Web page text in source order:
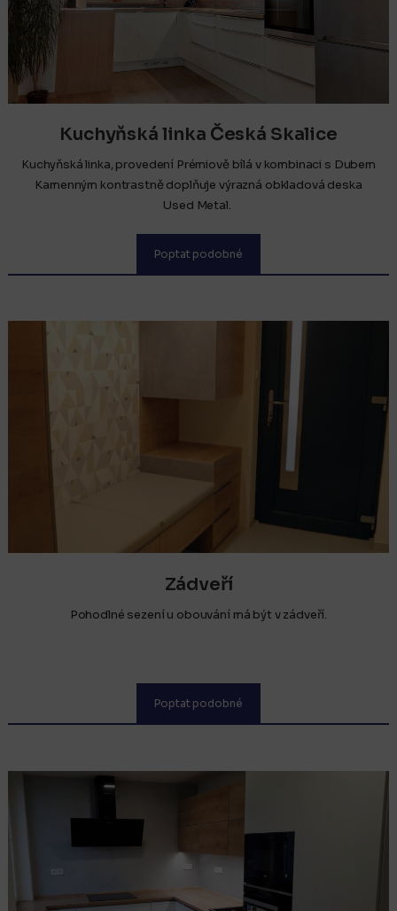
Kuchyňská linka Česká Skalice
Kuchyňská linka, provedení Prémiově bílá v kombinaci s Dubem
Kamenným kontrastně doplňuje výrazná obkladová deska
Used Metal.
Poptat podobné
Zádveří
Pohodlné sezení u obouvání má být v zádveří.
Poptat podobné